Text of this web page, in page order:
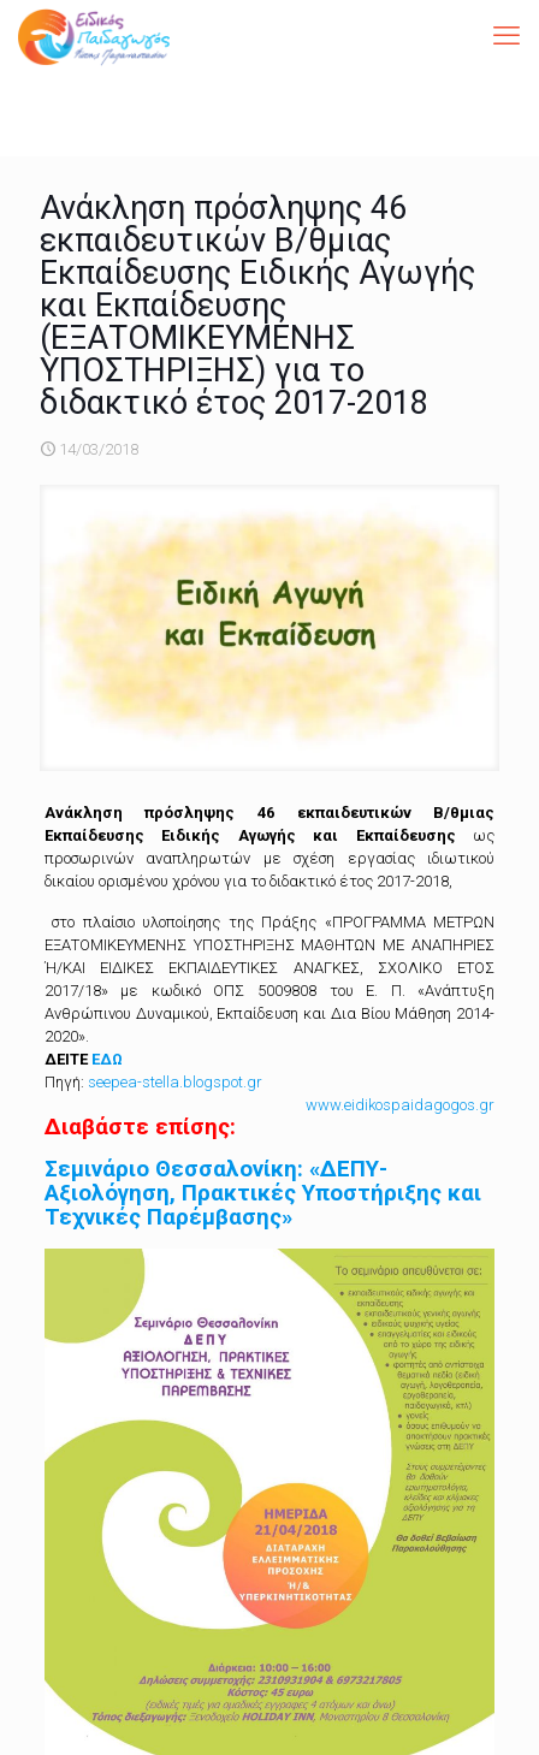
Ανάκληση πρόσληψης 46
εκπαιδευτικών Β/θμιας
Εκπαίδευσης Ειδικής Αγωγής
και Εκπαίδευσης
(ΕΞΑΤΟΜΙΚΕΥΜΕΝΗΣ
ΥΠΟΣΤΗΡΙΞΗΣ) για το
διδακτικό έτος 2017-2018
14/03/2018
Ανάκληση πρόσληψης 46 εκπαιδευτικών Β/θμιας
Εκπαίδευσης Ειδικής Αγωγής και Εκπαίδευσης ως
προσωρινών αναπληρωτών με σχέση εργασίας ιδιωτικού
δικαίου ορισμένου χρόνου για το διδακτικό έτος 2017-2018,
στο πλαίσιο υλοποίησης της Πράξης «ΠΡΟΓΡΑΜΜΑ ΜΕΤΡΩΝ
ΕΞΑΤΟΜΙΚΕΥΜΕΝΗΣ ΥΠΟΣΤΗΡΙΞΗΣ ΜΑΘΗΤΩΝ ΜΕ ΑΝΑΠΗΡΙΕΣ
Ή/ΚΑΙ ΕΙΔΙΚΕΣ ΕΚΠΑΙΔΕΥΤΙΚΕΣ ΑΝΑΓΚΕΣ, ΣΧΟΛΙΚΟ ΕΤΟΣ
2017/18» με κωδικό ΟΠΣ 5009808 του Ε. Π. «Ανάπτυξη
Ανθρώπινου Δυναμικού, Εκπαίδευση και Δια Βίου Μάθηση 2014-
2020».
ΔΕΙΤΕ ΕΔΩ
Πηγή: seepea-stella.blogspot.gr
www.eidikospaidagogos.gr
Διαβάστε επίσης:
Σεμινάριο Θεσσαλονίκη: «ΔΕΠΥ-
Αξιολόγηση, Πρακτικές Υποστήριξης και
Τεχνικές Παρέμβασης»